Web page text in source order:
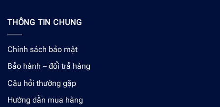
THÔNG TIN CHUNG
Chính sách bảo mật
Bảo hành – đổi trả hàng
Câu hỏi thường gặp
Hướng dẫn mua hàng